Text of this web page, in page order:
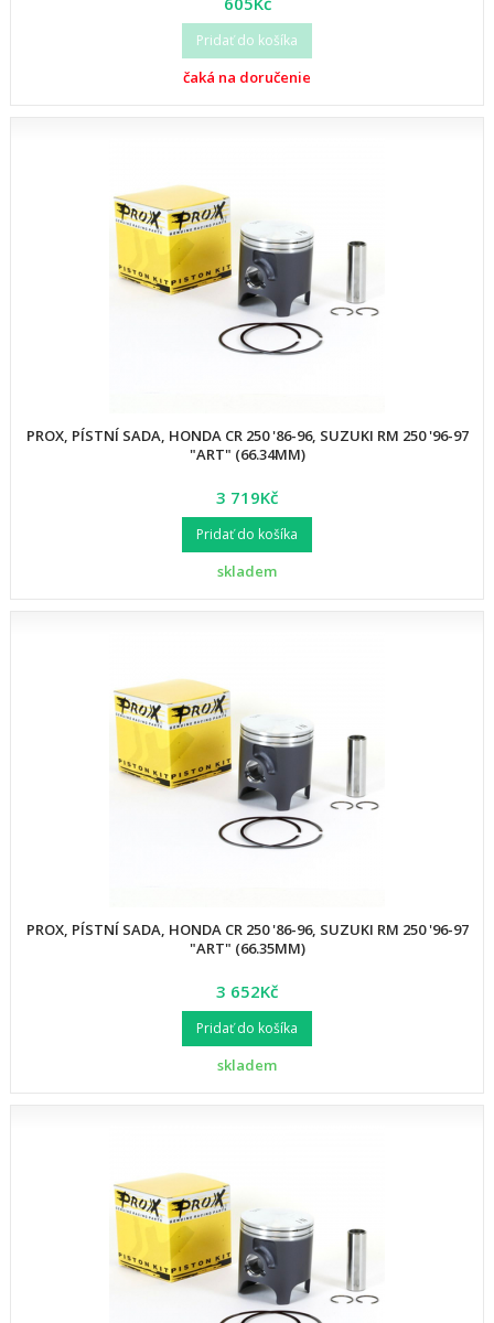
Pridať do košíka
čaká na doručenie
PROX, PÍSTNÍ SADA, HONDA CR 250 '86-96, SUZUKI RM 250 '96-97
"ART" (66.34MM)
3 719Kč
Pridať do košíka
skladem
PROX, PÍSTNÍ SADA, HONDA CR 250 '86-96, SUZUKI RM 250 '96-97
"ART" (66.35MM)
3 652Kč
Pridať do košíka
skladem